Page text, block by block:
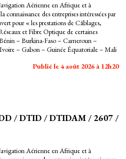
Aérienne en Afrique et à
des entreprises intéressées par
pour « les prestations de Câblages,
et Fibre Optique de certaines
– Burkina-Faso – Cameroun –
– Gabon – Guinée Équatoriale – Mali
Publié le 4 août 2026 à 12h20
/ DTID / DTIDAM / 2607 /
Aérienne en Afrique et à